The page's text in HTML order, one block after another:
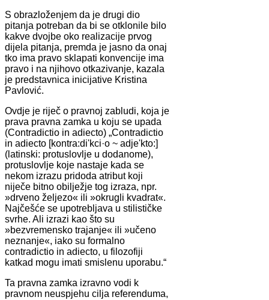
S obrazloženjem da je drugi dio
pitanja potreban da bi se otklonile bilo
kakve dvojbe oko realizacije prvog
dijela pitanja, premda je jasno da onaj
tko ima pravo sklapati konvencije ima
pravo i na njihovo otkazivanje, kazala
je predstavnica inicijative Kristina
Pavlović.
Ovdje je riječ o pravnoj zabludi, koja je
prava pravna zamka u koju se upada
(Contradictio in adiecto) „Contradictio
in adiecto [kontra:di'kci·o ~ adje'kto:]
(latinski: protuslovlje u dodanome),
protuslovlje koje nastaje kada se
nekom izrazu pridoda atribut koji
niječe bitno obilježje tog izraza, npr.
»drveno željezo« ili »okrugli kvadrat«.
Najčešće se upotrebljava u stilističke
svrhe. Ali izrazi kao što su
»bezvremensko trajanje« ili »učeno
neznanje«, iako su formalno
contradictio in adiecto, u filozofiji
katkad mogu imati smislenu uporabu.“
Ta pravna zamka izravno vodi k
pravnom neuspjehu cilja referenduma,